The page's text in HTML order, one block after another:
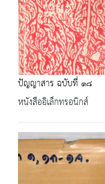
ปัญญาสาร ฉบับที่ ๑๘
หนังสืออิเล็กทรอนิกส์